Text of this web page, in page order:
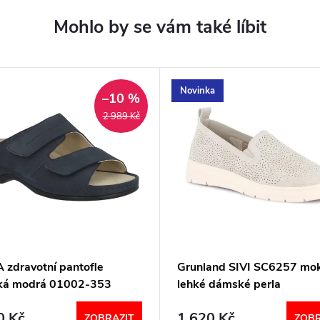
2 989 Kč
–10 %
zdravotní pantofle
modrá 01002-353
Novinka
Grunland SIVI SC6257
lehké dámské perla